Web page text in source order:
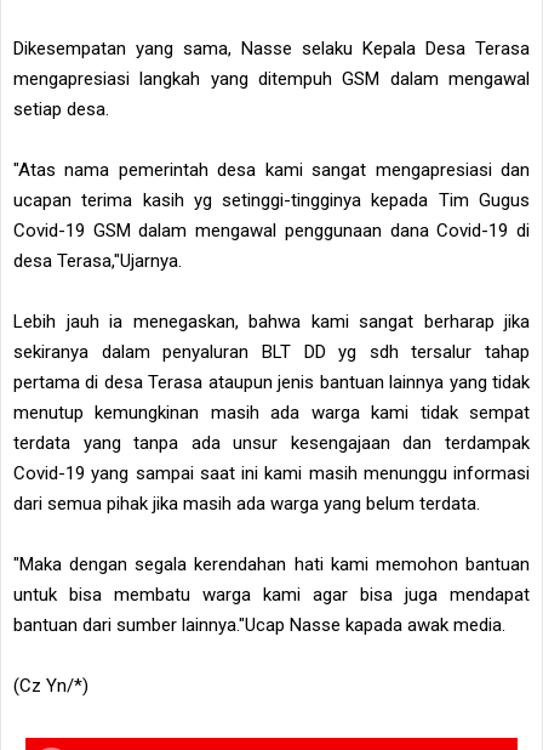
Dikesempatan yang sama, Nasse selaku Kepala Desa Terasa
mengapresiasi langkah yang ditempuh GSM dalam mengawal
setiap desa.
"Atas nama pemerintah desa kami sangat mengapresiasi dan
ucapan terima kasih yg setinggi-tingginya kepada Tim Gugus
Covid-19 GSM dalam mengawal penggunaan dana Covid-19 di
desa Terasa,"Ujarnya.
Lebih jauh ia menegaskan, bahwa kami sangat berharap jika
sekiranya dalam penyaluran BLT DD yg sdh tersalur tahap
pertama di desa Terasa ataupun jenis bantuan lainnya yang tidak
menutup kemungkinan masih ada warga kami tidak sempat
terdata yang tanpa ada unsur kesengajaan dan terdampak
Covid-19 yang sampai saat ini kami masih menunggu informasi
dari semua pihak jika masih ada warga yang belum terdata.
"Maka dengan segala kerendahan hati kami memohon bantuan
untuk bisa membatu warga kami agar bisa juga mendapat
bantuan dari sumber lainnya."Ucap Nasse kapada awak media.
(Cz Yn/*)